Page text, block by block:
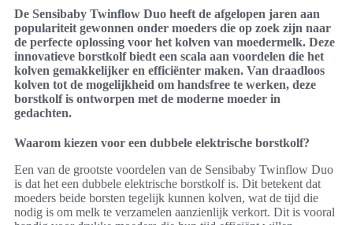
De Sensibaby Twinflow Duo heeft de afgelopen jaren aan
populariteit gewonnen onder moeders die op zoek zijn naar
de perfecte oplossing voor het kolven van moedermelk. Deze
innovatieve borstkolf biedt een scala aan voordelen die het
kolven gemakkelijker en efficiënter maken. Van draadloos
kolven tot de mogelijkheid om handsfree te werken, deze
borstkolf is ontworpen met de moderne moeder in
gedachten.
Waarom kiezen voor een dubbele elektrische borstkolf?
Een van de grootste voordelen van de Sensibaby Twinflow Duo
is dat het een dubbele elektrische borstkolf is. Dit betekent dat
moeders beide borsten tegelijk kunnen kolven, wat de tijd die
nodig is om melk te verzamelen aanzienlijk verkort. Dit is vooral